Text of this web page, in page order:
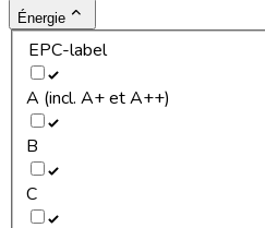
Énergie
EPC-label
A (incl. A+ et A++)
B
C